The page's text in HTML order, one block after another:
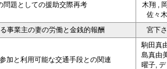
問題としての援助交際再考
木翔 ,
佐々
事業主の妻の労働と金銭的報酬
宮下
加と利用可能な交通手段との関連
駒田真
島真由
曜子,